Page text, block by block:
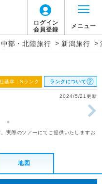
ログイン
会員登録
メニュー
中部・北陸旅行 > 新潟旅行 >
基準：Sランク ランクについて
2024/5/21更新
実際のツアーにてご提供いたしますお
地図